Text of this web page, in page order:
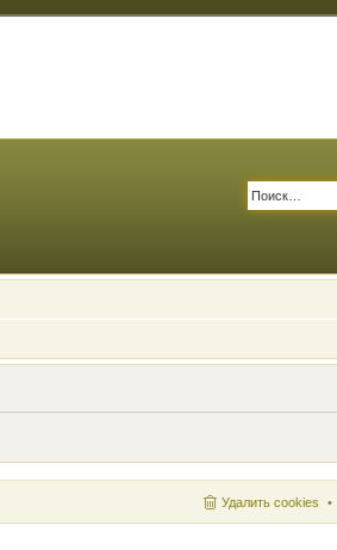
Удалить cookies